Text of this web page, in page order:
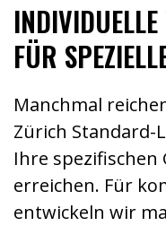
FÜR
Manchmal
Zürich Standard-
Ihre spezifischen
erreichen. Für
entwickeln wir